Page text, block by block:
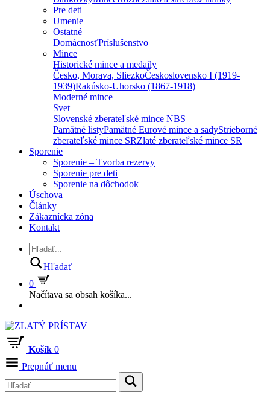
Pre deti
Umenie
Ostatné
DomácnosťPríslušenstvo
Mince
Historické mince a medaily
Česko, Morava, SliezkoČeskoslovensko I (1919-
1939)Rakúsko-Uhorsko (1867-1918)
Moderné mince
Svet
Slovenské zberateľské mince NBS
Pamätné listyPamätné Eurové mince a sadyStrieborné
zberateľské mince SRZlaté zberateľské mince SR
Sporenie
Sporenie – Tvorba rezervy
Sporenie pre deti
Sporenie na dôchodok
Úschova
Články
Zákaznícka zóna
Kontakt
Hľadať
0
Načítava sa obsah košíka...
Košík 0
Prepnúť menu